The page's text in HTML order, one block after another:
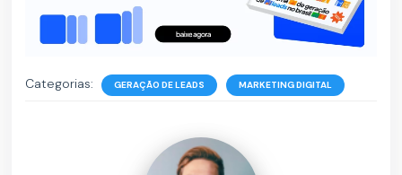
Categorias: GERAÇÃO DE LEADS MARKETING DIGITAL